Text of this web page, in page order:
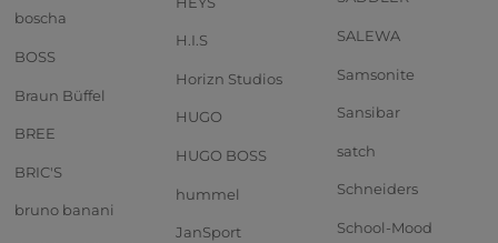
boscha
BOSS
Braun Büffel
BREE
BRIC'S
bruno banani
H.I.S
Horizn Studios
HUGO
HUGO BOSS
hummel
JanSport
SALEWA
Samsonite
Sansibar
satch
Schneiders
School-Mood